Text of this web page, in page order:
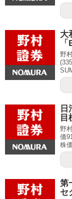
大
野
日
目
野
価
株
第
セ